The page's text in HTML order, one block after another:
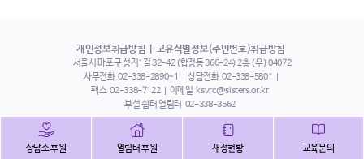
개인정보취급방침 고유식별정보(주민번호)취급방침
서울시 마포구 성지1길 32-42 (합정동 366-24) 2층 (우) 04072
사무전화 02-338-2890~1 상담전화 02-338-5801
팩스 02-338-7122 이메일 ksvrc@sisters.or.kr
부설 쉼터 열림터 02-338-3562
상담소 후원 열림터 후원 재정현황 교육문의